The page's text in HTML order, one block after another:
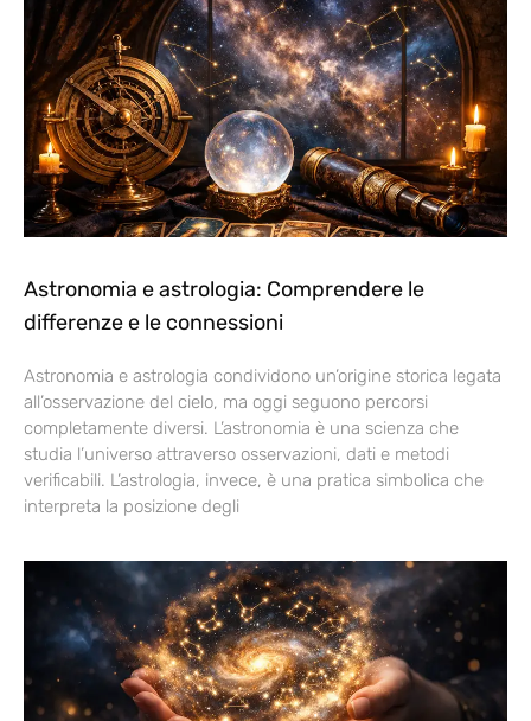
Astronomia e astrologia: Comprendere le
differenze e le connessioni
Astronomia e astrologia condividono un’origine storica legata
all’osservazione del cielo, ma oggi seguono percorsi
completamente diversi. L’astronomia è una scienza che
studia l’universo attraverso osservazioni, dati e metodi
verificabili. L’astrologia, invece, è una pratica simbolica che
interpreta la posizione degli